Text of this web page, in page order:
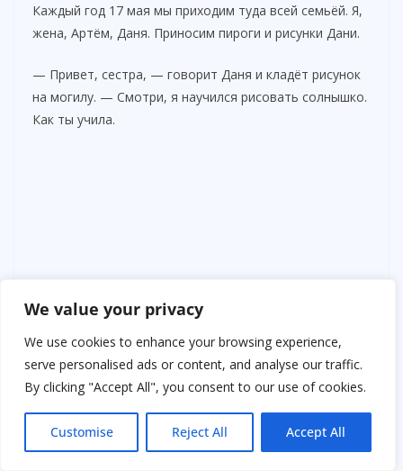
We value your privacy
We use cookies to enhance your browsing experience,
serve personalised ads or content, and analyse our traffic.
By clicking "Accept All", you consent to our use of cookies.
Customise Reject All Accept All
Каждый год 17 мая мы приходим туда всей семьёй. Я,
жена, Артём, Даня. Приносим пироги и рисунки Дани.
— Привет, сестра, — говорит Даня и кладёт рисунок
на могилу. — Смотри, я научился рисовать солнышко.
Как ты учила.